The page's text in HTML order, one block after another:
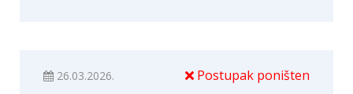
26.03.2026.
Postupak poništen